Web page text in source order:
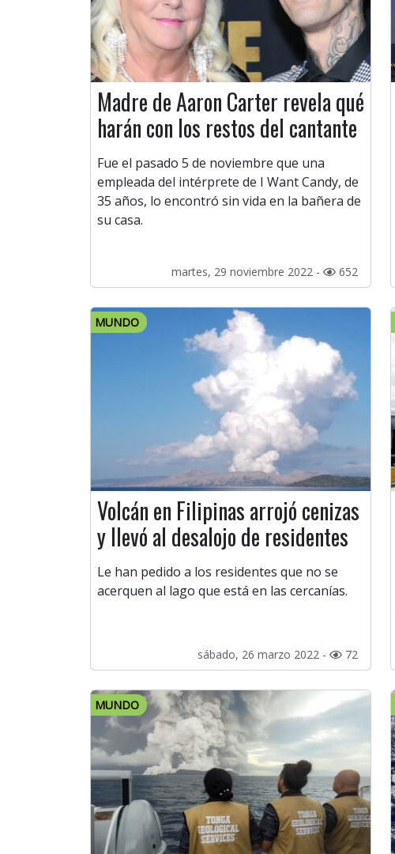
Madre de Aaron Carter revela qué
harán con los restos del cantante
Fue el pasado 5 de noviembre que una
empleada del intérprete de I Want Candy, de
35 años, lo encontró sin vida en la bañera de
su casa.
martes, 29 noviembre 2022 - 652
MUNDO
Volcán en Filipinas arrojó cenizas
y llevó al desalojo de residentes
Le han pedido a los residentes que no se
acerquen al lago que está en las cercanías.
sábado, 26 marzo 2022 - 72
MUNDO